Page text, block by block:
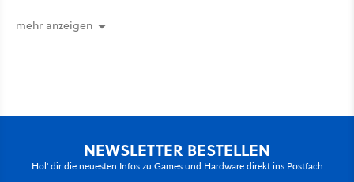
mehr anzeigen
NEWSLETTER BESTELLEN
Hol' dir die neuesten Infos zu Games und Hardware direkt ins Postfach